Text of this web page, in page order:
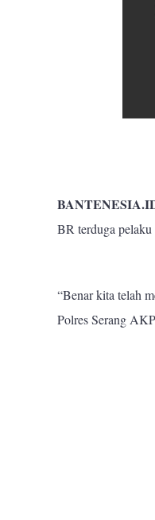
BR terduga
“Benar kita telah
Polres Serang